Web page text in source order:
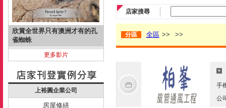
欣賞全世界只有澳洲才有的孔
雀蜘蛛
更多影片
上裕圓企業公司
房屋修繕
店家搜尋
分區 全區 >> >>
手
公